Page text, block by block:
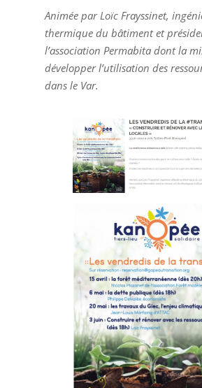
Animée par Loïc Frayssinet,
thermique du bâtiment et
l’association Permabita dont la
développer l’utilisation des
dans le Var.